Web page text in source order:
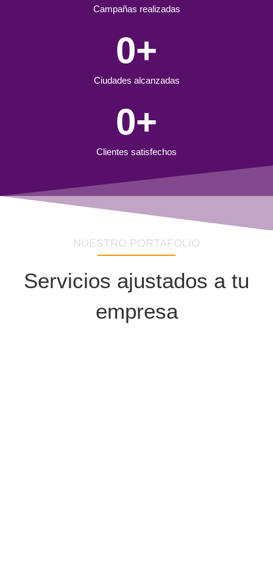
Campañas realizadas
Ciudades alcanzadas
0+
Clientes satisfechos
0+
NUESTRO PORTAFOLIO
Servicios ajustados a tu
empresa